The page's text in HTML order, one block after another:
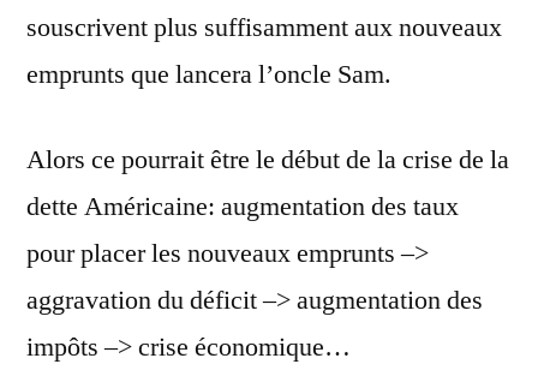
souscrivent plus suffisamment aux nouveaux
emprunts que lancera l’oncle Sam.
Alors ce pourrait être le début de la crise de la
dette Américaine: augmentation des taux
pour placer les nouveaux emprunts –>
aggravation du déficit –> augmentation des
impôts –> crise économique…